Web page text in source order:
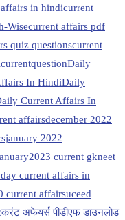
in hindicurrent
Wisecurrent affairs pdf
quiz questionscurrent
currentquestionDaily
In HindiDaily
Current Affairs In
affairsdecember 2022
january 2022
current gkneet
current affairs in
current affairsuceed
करंट अफेयर्स पीडीएफ डाउनलोड